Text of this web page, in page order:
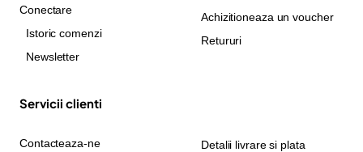
Conectare
Istoric comenzi
Newsletter
Achizitioneaza un voucher
Retururi
Servicii clienti
Contacteaza-ne
Detalii livrare si plata